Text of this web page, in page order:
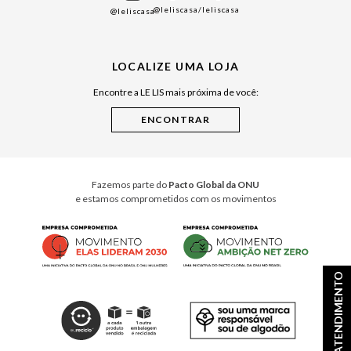
ATENDIMENTO
Cuidados Casa
@leliscasa@leliscasa/leliscasa
LOCALIZE UMA LOJA
Encontre a LE LIS mais próxima de você:
Fazemos parte do Pacto Global da ONU
e estamos comprometidos com os movimentos